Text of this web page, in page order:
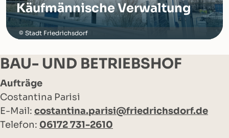
Käufmännische Verwaltung
Stadt Friedrichsdorf
BAU- UND BETRIEBSHOF
Aufträge
Costantina Parisi
E-Mail: costantina.parisi@friedrichsdorf.de
Telefon: 06172 731-2610